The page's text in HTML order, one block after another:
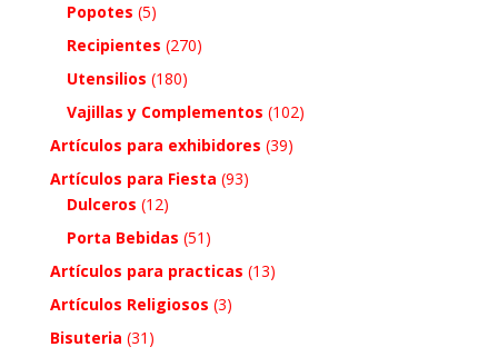
Popotes (5)
Recipientes (270)
Utensilios (180)
Vajillas y Complementos (102)
Artículos para exhibidores (39)
Artículos para Fiesta (93)
Dulceros (12)
Porta Bebidas (51)
Artículos para practicas (13)
Artículos Religiosos (3)
Bisuteria (31)